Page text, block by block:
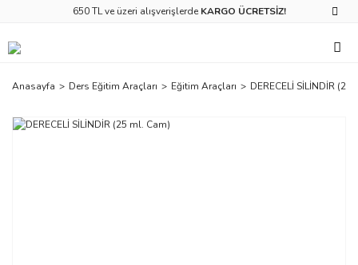
650 TL ve üzeri alışverişlerde KARGO ÜCRETSİZ!
Anasayfa Ders Eğitim Araçları Eğitim Araçları DERECELİ SİLİNDİR (25